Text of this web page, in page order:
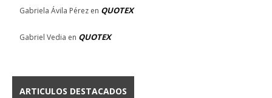
Gabriela Ávila Pérez en QUOTEX
Gabriel Vedia en QUOTEX
ARTICULOS DESTACADOS